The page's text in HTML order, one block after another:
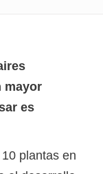
mayor
es
plantas en